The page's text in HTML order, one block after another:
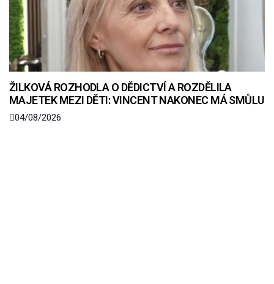
ŽILKOVÁ ROZHODLA O DĚDICTVÍ A ROZDĚLILA
MAJETEK MEZI DĚTI: VINCENT NAKONEC MÁ SMŮLU
04/08/2026